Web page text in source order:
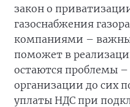
закон о
газоснабжения
компаниями –
поможет в
остаются проблемы –
организации до сих
уплаты НДС при